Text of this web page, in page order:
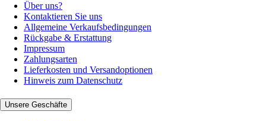
Über uns?
Kontaktieren Sie uns
Allgemeine Verkaufsbedingungen
Rückgabe & Erstattung
Impressum
Zahlungsarten
Lieferkosten und Versandoptionen
Hinweis zum Datenschutz
Unsere Geschäfte